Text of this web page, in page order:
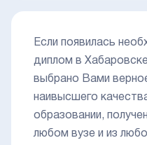
Если появилась
диплом в
выбрано Вами
наивысшего
образовании,
любом вузе и из